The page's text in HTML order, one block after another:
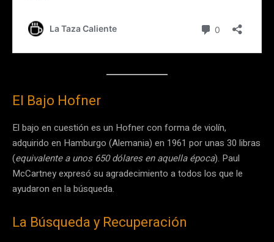
El Bajo Hofner
El bajo en cuestión es un Hofner con forma de violín,
adquirido en Hamburgo (Alemania) en 1961 por unas 30 libras
(equivalente a unos 650 dólares en aquella época). Paul
McCartney expresó su agradecimiento a todos los que le
ayudaron en la búsqueda.
La Búsqueda y Recuperación